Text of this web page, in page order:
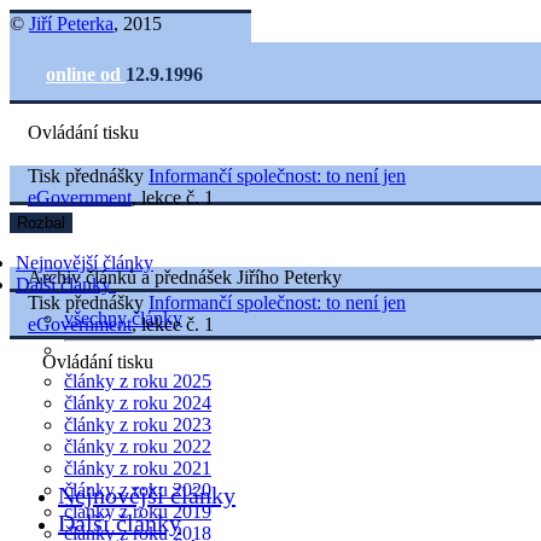
© Jiří Peterka, 2015
online od 12.9.1996
Ovládání tisku
Nejnovější články
Další články
všechny články
články z roku 2025
články z roku 2024
články z roku 2023
články z roku 2022
články z roku 2021
články z roku 2020
články z roku 2019
články z roku 2018
Tisk přednášky Informančí společnost: to není jen
eGovernment, lekce č. 1
Rozbal
Archiv článků a přednášek Jiřího Peterky
Tisk přednášky Informančí společnost: to není jen
eGovernment, lekce č. 1
Ovládání tisku
Nejnovější články
Další články